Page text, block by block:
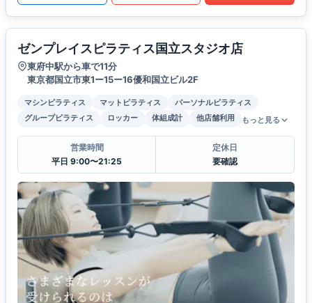
ゼンプレイスピラティス国立スタジオ店
東府中駅から車で11分
東京都国立市東1ー15ー16優和国立ビル2F
マシンピラティス マットピラティス
パーソナルピラティス
グループピラティス
ロッカー 体組成計 他店舗利用 もっと見る
営業時間
平日 9:00〜21:25
定休日
要確認